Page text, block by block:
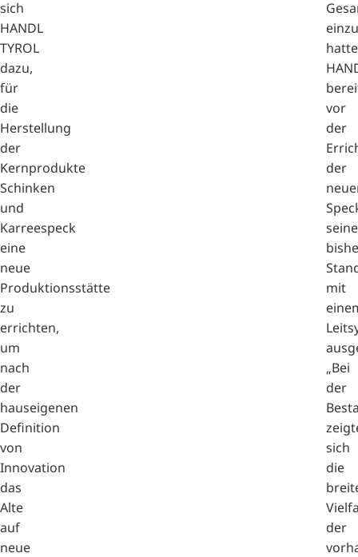
sich
HANDL
TYROL
dazu,
für
die
Herstellung
der
Kernprodukte
Schinken
und
Karreespeck
eine
neue
Produktionsstätte
zu
errichten,
um
nach
der
hauseigenen
Definition
von
Innovation
das
Alte
auf
neue
hatte
vor
der
der
seine
mit
„Bei
der
sich
die
der